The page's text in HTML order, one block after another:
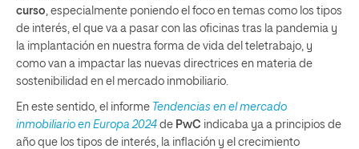
curso , especialmente poniendo el foco en temas como los tipos
de interés, el que va a pasar con las oficinas tras la pandemia y
la implantación en nuestra forma de vida del teletrabajo, y
como van a impactar las nuevas directrices en materia de
sostenibilidad en el mercado inmobiliario.
En este sentido, el informe Tendencias en el mercado
inmobiliario en Europa 2024 de PwC indicaba ya a principios de
año que los tipos de interés, la inflación y el crecimiento